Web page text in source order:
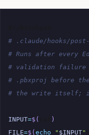
# .claude/hooks/
# Runs after every
# validation failure
# .pbxproj before the
# the write itself; it
INPUT=$(
)
FILE=$(echo " $INPUT"